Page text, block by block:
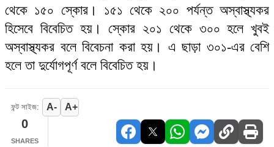
থেকে ১৫০ স্কোর। ১৫১ থেকে ২০০ পর্যন্ত অস্বাস্থ্যকর
হিসেবে বিবেচিত হয়। স্কোর ২০১ থেকে ৩০০ হলে খুবই
অস্বাস্থ্যকর বলে বিবেচনা করা হয়। এ ছাড়া ৩০১-এর বেশি
হলে তা দুর্যোগপূর্ণ বলে বিবেচিত হয়।
ফন্ট সাইজ: A- A+
0
SHARES